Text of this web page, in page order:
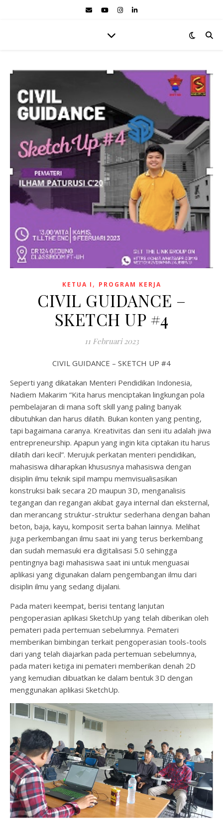
KETUA I , PROGRAM KERJA
CIVIL GUIDANCE –
SKETCH UP #4
11 Februari 2023
CIVIL GUIDANCE – SKETCH UP #4
Seperti yang dikatakan Menteri Pendidikan Indonesia,
Nadiem Makarim “Kita harus menciptakan lingkungan pola
pembelajaran di mana soft skill yang paling banyak
dibutuhkan dan harus dilatih. Bukan konten yang penting,
tapi bagaimana caranya. Kreativitas dan seni itu adalah jiwa
entrepreneurship. Apapun yang ingin kita ciptakan itu harus
dilatih dari kecil”. Merujuk perkatan menteri pendidikan,
mahasiswa diharapkan khususnya mahasiswa dengan
disiplin ilmu teknik sipil mampu memvisualisasikan
konstruksi baik secara 2D maupun 3D, menganalisis
tegangan dan regangan akibat gaya internal dan eksternal,
dan merancang struktur-struktur sederhana dengan bahan
beton, baja, kayu, komposit serta bahan lainnya. Melihat
juga perkembangan ilmu saat ini yang terus berkembang
dan sudah memasuki era digitalisasi 5.0 sehingga
pentingnya bagi mahasiswa saat ini untuk menguasai
aplikasi yang digunakan dalam pengembangan ilmu dari
disiplin ilmu yang sedang dijalani.
Pada materi keempat, berisi tentang lanjutan
pengoperasian aplikasi SketchUp yang telah diberikan oleh
pemateri pada pertemuan sebelumnya. Pemateri
memberikan bimbingan terkait pengoperasian tools-tools
dari yang telah diajarkan pada pertemuan sebelumnya,
pada materi ketiga ini pemateri memberikan denah 2D
yang kemudian dibuatkan ke dalam bentuk 3D dengan
menggunakan aplikasi SketchUp.